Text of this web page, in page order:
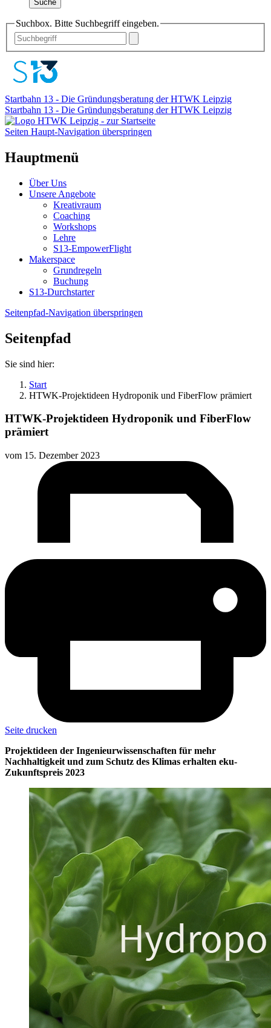
Suche
Suchbox. Bitte Suchbegriff eingeben.
Startbahn 13 - Die Gründungsberatung der HTWK Leipzig
Startbahn 13 - Die Gründungsberatung der HTWK Leipzig
Seiten Haupt-Navigation überspringen
Hauptmenü
Über Uns
Unsere Angebote
Kreativraum
Coaching
Workshops
Lehre
S13-EmpowerFlight
Makerspace
Grundregeln
Buchung
S13-Durchstarter
Seitenpfad-Navigation überspringen
Seitenpfad
Sie sind hier:
Start
HTWK-Projektideen Hydroponik und FiberFlow prämiert
HTWK-Projektideen Hydroponik und FiberFlow
prämiert
vom 15. Dezember 2023
Seite drucken
Projektideen der Ingenieurwissenschaften für mehr
Nachhaltigkeit und zum Schutz des Klimas erhalten eku-
Zukunftspreis 2023